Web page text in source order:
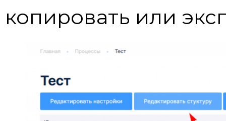
копировать или